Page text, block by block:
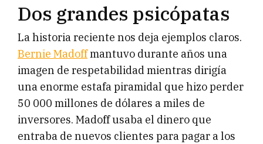
Dos grandes psicópatas
La historia reciente nos deja ejemplos claros.
Bernie Madoffmantuvo durante años una
imagen de respetabilidad mientras dirigía
una enorme estafa piramidal que hizo perder
50 000 millones de dólares a miles de
inversores. Madoff usaba el dinero que
entraba de nuevos clientes para pagar a los